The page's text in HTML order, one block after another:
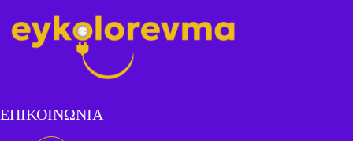
ΕΠΙΚΟΙΝΩΝΙΑ